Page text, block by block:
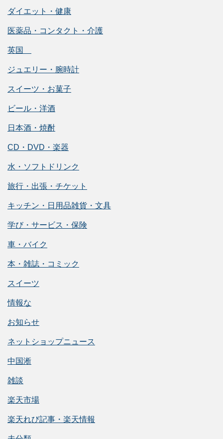
ダイエット・健康
医薬品・コンタクト・介護
英国
ジュエリー・腕時計
スイーツ・お菓子
ビール・洋酒
日本酒・焼酎
CD・DVD・楽器
水・ソフトドリンク
旅行・出張・チケット
キッチン・日用品雑貨・文具
学び・サービス・保険
車・バイク
本・雑誌・コミック
スイーツ
情報な
お知らせ
ネットショップニュース
中国淅
雑談
楽天市場
楽天れび記事・楽天情報